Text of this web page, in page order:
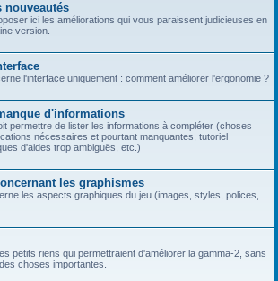
nouveautés
ici les améliorations qui vous paraissent judicieuses en
version.
l'interface uniquement : comment améliorer l'ergonomie ?
d'informations
permettre de lister les informations à compléter (choses
nécessaires et pourtant manquantes, tutoriel
d'aides trop ambiguës, etc.)
les graphismes
les aspects graphiques du jeu (images, styles, polices,
petits riens qui permettraient d'améliorer la gamma-2, sans
choses importantes.